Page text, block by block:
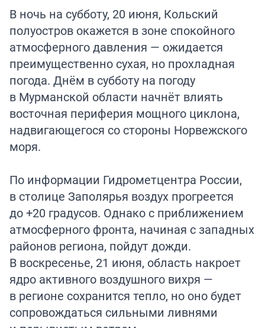
В ночь на субботу, 20 июня, Кольский
полуостров окажется в зоне спокойного
атмосферного давления — ожидается
преимущественно сухая, но прохладная
погода. Днём в субботу на погоду
в Мурманской области начнёт влиять
восточная периферия мощного циклона,
надвигающегося со стороны Норвежского
моря.
По информации Гидрометцентра России,
в столице Заполярья воздух прогреется
до +20 градусов. Однако с приближением
атмосферного фронта, начиная с западных
районов региона, пойдут дожди.
В воскресенье, 21 июня, область накроет
ядро активного воздушного вихря —
в регионе сохранится тепло, но оно будет
сопровождаться сильными ливнями